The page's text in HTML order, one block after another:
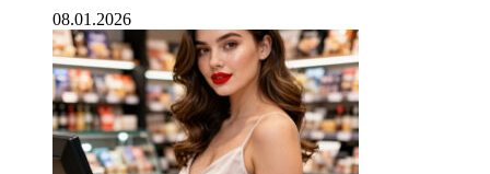
08.01.2026